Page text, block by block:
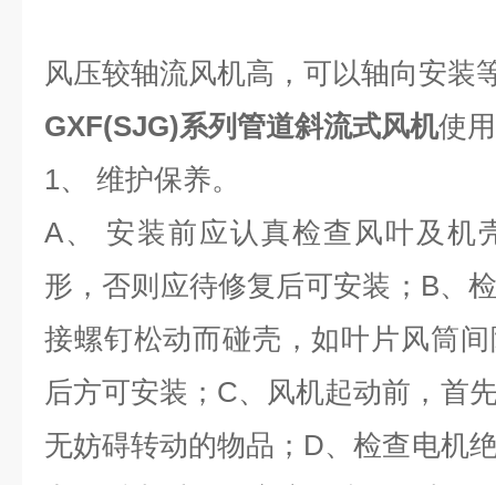
风压较轴流风机高，可以轴向安装
GXF(SJG)系列管道斜流式风机使
1、 维护保养。
A、 安装前应认真检查风叶及机
形，否则应待修复后可安装；B、
接螺钉松动而碰壳，如叶片风筒
后方可安装；C、风机起动前，首
无妨碍转动的物品；D、检查电机